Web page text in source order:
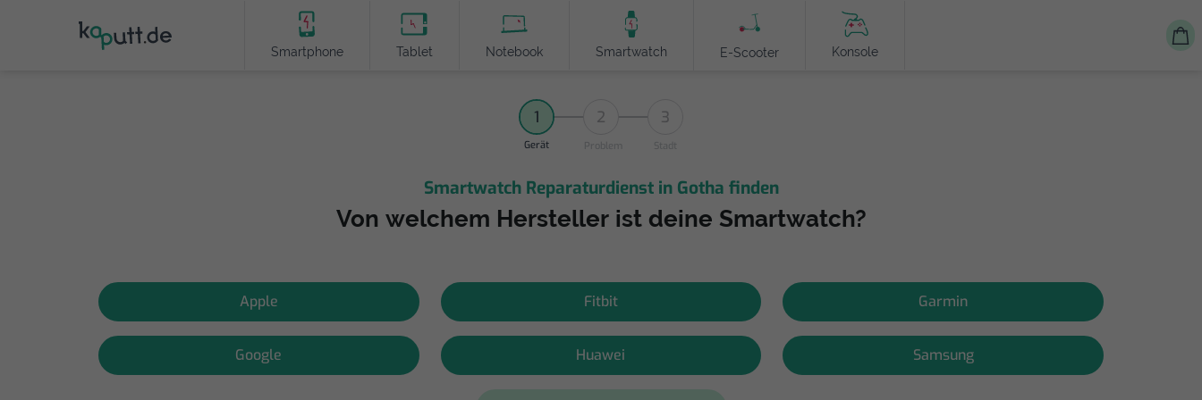
Smartphone Tablet Notebook Smartwatch E-Scooter Konsole
1
Gerät
2
Problem
3
Stadt
Smartwatch Reparaturdienst in Gotha finden
Von welchem Hersteller ist deine Smartwatch?
Apple Fitbit Garmin
Google Huawei Samsung